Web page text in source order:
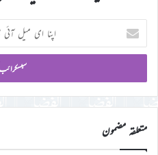
اپنا
ای
میل
ڈی
درج
کریں
متعلقہ مضمون